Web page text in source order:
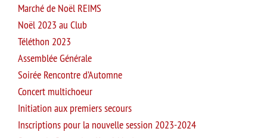
Marché de Noël REIMS
Noël 2023 au Club
Téléthon 2023
Assemblée Générale
Soirée Rencontre d’Automne
Concert multichoeur
Initiation aux premiers secours
Inscriptions pour la nouvelle session 2023-2024